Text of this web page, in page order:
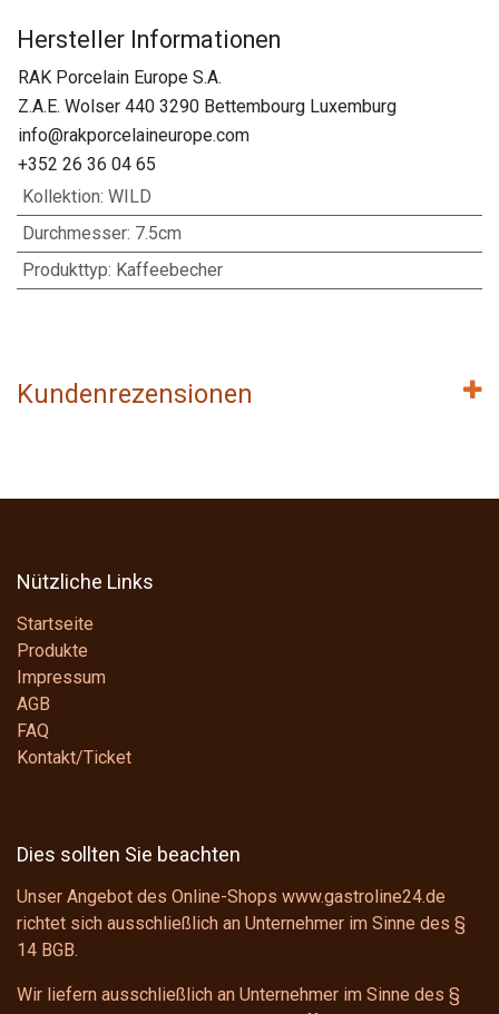
Hersteller Informationen
RAK Porcelain Europe S.A.
Z.A.E. Wolser 440 3290 Bettembourg Luxemburg
info@rakporcelaineurope.com
+352 26 36 04 65
Kollektion: WILD
Durchmesser: 7.5cm
Produkttyp: Kaffeebecher
Kundenrezensionen
Nützliche Links
Startseite
Produkte
Impressum
AGB
FAQ
Kontakt/Ticket
Dies sollten Sie beachten
Unser Angebot des Online-Shops www.gastroline24.de
richtet sich ausschließlich an Unternehmer im Sinne des §
14 BGB.
Wir liefern ausschließlich an Unternehmer im Sinne des §